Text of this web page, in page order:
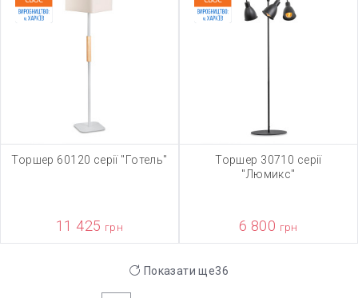
Торшер 60120 серії "Готель"
11 425 грн
Торшер 30710 серії
"Люмикс"
6 800 грн
Показати ще36